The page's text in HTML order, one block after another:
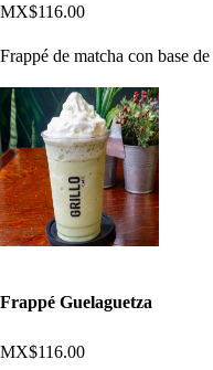
MX$116.00
Frappé de matcha con base
Frappé Guelaguetza
MX$116.00